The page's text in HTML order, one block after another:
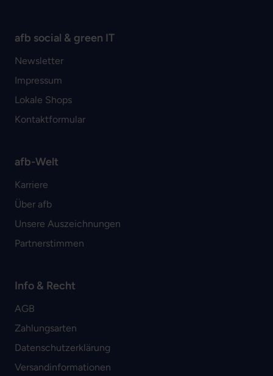
afb social & green IT
Newsletter
Impressum
Lokale Shops
Kontaktformular
afb-Welt
Karriere
Über afb
Unsere Auszeichnungen
Partnerstimmen
Info & Recht
AGB
Zahlungsarten
Datenschutzerklärung
Versandinformationen